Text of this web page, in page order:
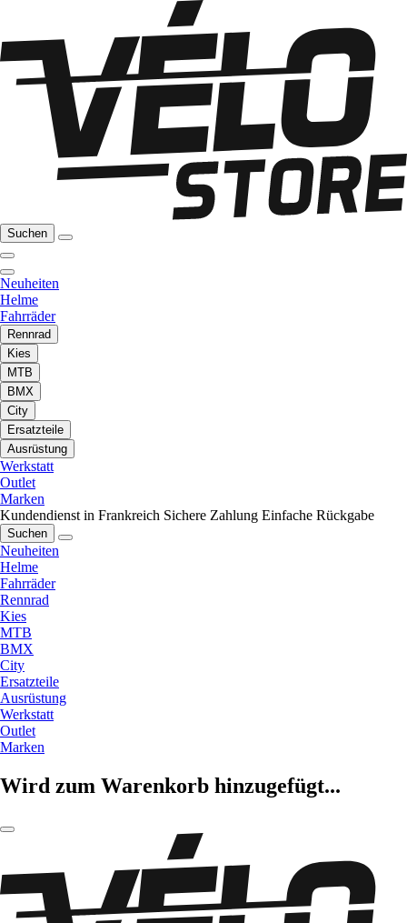
Suchen
Neuheiten
Helme
Fahrräder
Rennrad
Kies
MTB
BMX
City
Ersatzteile
Ausrüstung
Werkstatt
Outlet
Marken
Kundendienst in Frankreich Sichere Zahlung Einfache Rückgabe
Suchen
Neuheiten
Helme
Fahrräder
Rennrad
Kies
MTB
BMX
City
Ersatzteile
Ausrüstung
Werkstatt
Outlet
Marken
Wird zum Warenkorb hinzugefügt...